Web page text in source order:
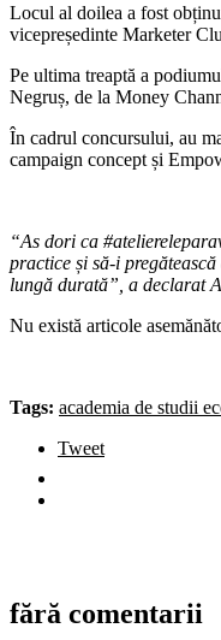
Locul al doilea a fost
vicepreședinte Marketer
Pe ultima treaptă a
Negruș, de la Money
În cadrul concursului, au
campaign concept și
“As dori ca
practice și să-i
lungă durată”, a declarat
Nu există articole
Tags: academia de studii
Tweet
fără comentarii